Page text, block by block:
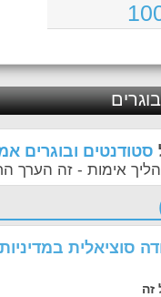
סטודנטים ובוגרים
אימות - זה הערך
סוציאלית
זה